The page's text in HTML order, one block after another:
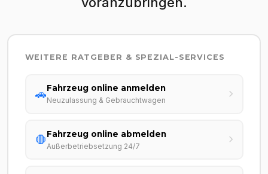
WEITERE RATGEBER & SPEZIAL-SERVICES
🚗Fahrzeug online anmelden
Neuzulassung & Gebrauchtwagen
🛑Fahrzeug online abmelden
Außerbetriebsetzung 24/7